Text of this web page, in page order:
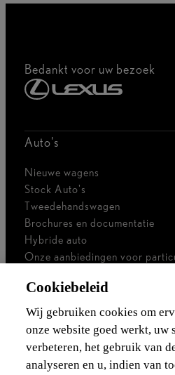
Bedankt voor uw bezoek
Auto's
Nieuwe wagens
Stock Auto's
Tweedehandswagen
Brochures en documentatie
Hybride auto
Onze aanbiedingen voor
Bedrijfswagen
Ik ben zelfstandig
Voor vlootbeheerders
Waarborgen &
Cookiebeleid
Wij gebruiken cookies om
onze website goed werkt, uw
verbeteren, het gebruik van
analyseren en u, indien van